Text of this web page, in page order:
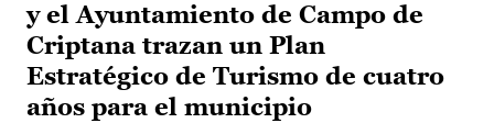
y el Ayuntamiento de Campo de
Criptana trazan un Plan
Estratégico de Turismo de cuatro
años para el municipio